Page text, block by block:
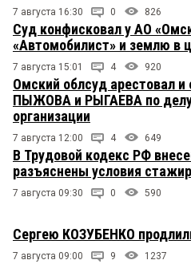
7 августа 16:30 0 826
Суд конфисковал у АО
«Автомобилист» и землю в
7 августа 15:01 4 920
Омский облсуд арестовал и
ПЫЖОВА и РЫГАЕВА по
организации
7 августа 12:00 4 649
В Трудовой кодекс РФ
разъяснены условия
7 августа 09:30 0 590
Сергею КОЗУБЕНКО
7 августа 09:00 9 1237